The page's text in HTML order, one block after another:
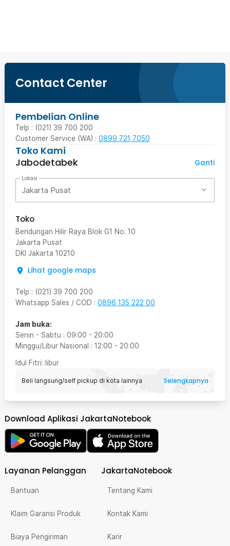
Contact Center
Pembelian Online
Telp : (021) 39 700 200
Customer Service (WA) : 0899 721 7050
Toko Kami
Jabodetabek
Ganti
Lokasi
Jakarta Pusat
Toko
Bendungan Hilir Raya Blok G1 No. 10
Jakarta Pusat
DKI Jakarta 10210
Lihat google maps
Telp : (021) 39 700 200
Whatsapp Sales / COD : 0896 135 222 00
Jam buka:
Senin - Sabtu : 09:00 - 20:00
Minggu/Libur Nasional : 12:00 - 20:00
Idul Fitri: libur
Beli langsung/self pickup di kota lainnya Selengkapnya
Download Aplikasi JakartaNotebook
Layanan Pelanggan
Bantuan
Klaim Garansi Produk
Biaya Pengiriman
JakartaNotebook
Tentang Kami
Kontak Kami
Karir